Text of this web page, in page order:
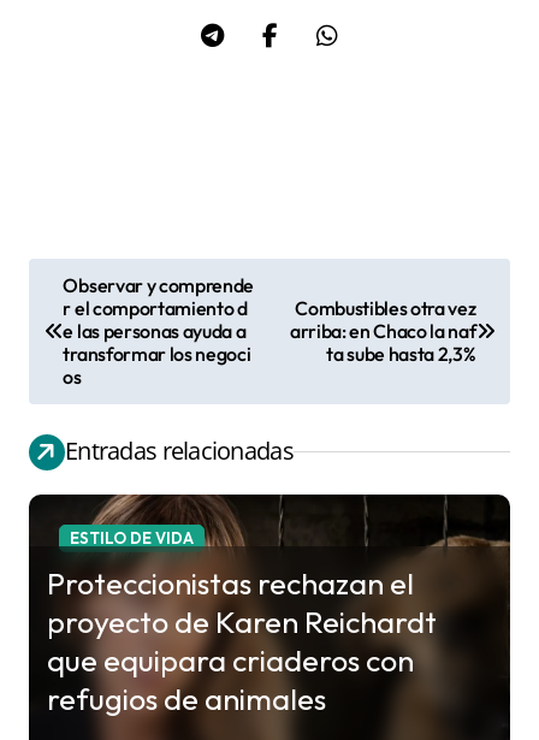
e
g
a
c
Observar y comprende
r el comportamiento d
e las personas ayuda a
transformar los negoci
os
Combustibles otra vez
arriba: en Chaco la naf
ta sube hasta 2,3%
Entradas relacionadas
ESTILO DE VIDA
Proteccionistas rechazan el
proyecto de Karen Reichardt
que equipara criaderos con
refugios de animales